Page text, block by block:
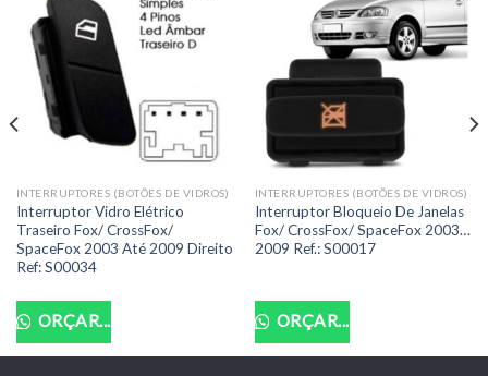
INTERRUPTORES (BOTÕES DE VIDROS)
Interruptor Vidro Elétrico
Traseiro Fox/ CrossFox/
SpaceFox 2003 Até 2009 Direito
Ref: S00034
ORÇAR...
INTERRUPTORES (BOTÕES DE VIDROS)
Interruptor Bloqueio De Janelas
Fox/ CrossFox/ SpaceFox 2003…
2009 Ref.: S00017
ORÇAR...